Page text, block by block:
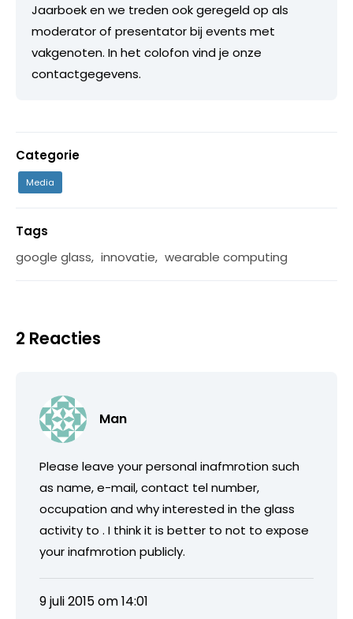
Jaarboek en we treden ook geregeld op als
moderator of presentator bij events met
vakgenoten. In het colofon vind je onze
contactgegevens.
Categorie
Media
Tags
google glass, innovatie, wearable computing
2 Reacties
Man
Please leave your personal inafmrotion such
as name, e-mail, contact tel number,
occupation and why interested in the glass
activity to . I think it is better to not to expose
your inafmrotion publicly.
9 juli 2015 om 14:01